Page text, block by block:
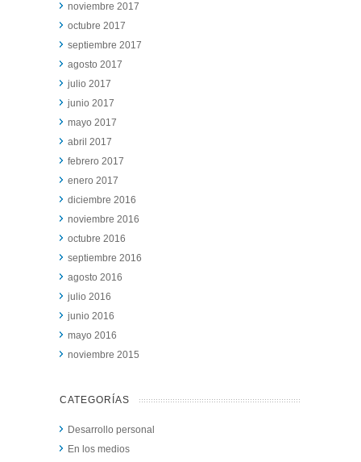
noviembre 2017
octubre 2017
septiembre 2017
agosto 2017
julio 2017
junio 2017
mayo 2017
abril 2017
febrero 2017
enero 2017
diciembre 2016
noviembre 2016
octubre 2016
septiembre 2016
agosto 2016
julio 2016
junio 2016
mayo 2016
noviembre 2015
CATEGORÍAS
Desarrollo personal
En los medios